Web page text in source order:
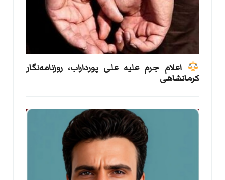
اعلام جرم علیه علی پورداراب، روزنامه‌نگار
کرمانشاهی